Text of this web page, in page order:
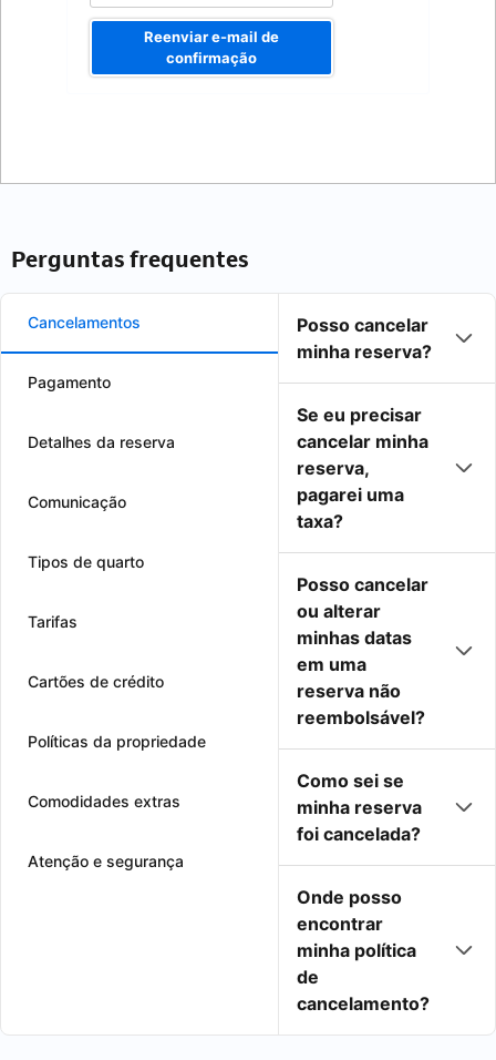
Reenviar e-mail de
confirmação
Perguntas frequentes
Cancelamentos
Pagamento
Detalhes da reserva
Comunicação
Tipos de quarto
Tarifas
Cartões de crédito
Políticas da propriedade
Comodidades extras
Atenção e segurança
Posso cancelar
minha reserva?
Se eu precisar
cancelar minha
reserva,
pagarei uma
taxa?
Posso cancelar
ou alterar
minhas datas
em uma
reserva não
reembolsável?
Como sei se
minha reserva
foi cancelada?
Onde posso
encontrar
minha política
de
cancelamento?